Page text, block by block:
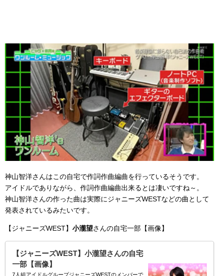
神山智洋さんはこの自宅で作詞作曲編曲を行っているそうです。
アイドルでありながら、作詞作曲編曲出来るとは凄いですね～。
神山智洋さんの作った曲は実際にジャニーズWESTなどの曲として
発表されているみたいです。
【ジャニーズWEST】 小瀧望さんの自宅一部【画像】
【ジャニーズWEST】小瀧望さんの自宅
一部【画像】
7人組アイドルグループジャニーズWESTのメンバーで